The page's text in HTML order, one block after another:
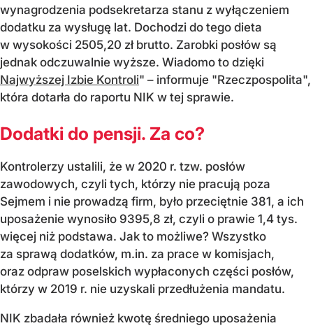
wynagrodzenia podsekretarza stanu z wyłączeniem
dodatku za wysługę lat. Dochodzi do tego dieta
w wysokości 2505,20 zł brutto. Zarobki posłów są
jednak odczuwalnie wyższe. Wiadomo to dzięki
Najwyższej Izbie Kontroli" – informuje "Rzeczpospolita",
która dotarła do raportu NIK w tej sprawie.
Dodatki do pensji. Za co?
Kontrolerzy ustalili, że w 2020 r. tzw. posłów
zawodowych, czyli tych, którzy nie pracują poza
Sejmem i nie prowadzą firm, było przeciętnie 381, a ich
uposażenie wynosiło 9395,8 zł, czyli o prawie 1,4 tys.
więcej niż podstawa. Jak to możliwe? Wszystko
za sprawą dodatków, m.in. za prace w komisjach,
oraz odpraw poselskich wypłaconych części posłów,
którzy w 2019 r. nie uzyskali przedłużenia mandatu.
NIK zbadała również kwotę średniego uposażenia